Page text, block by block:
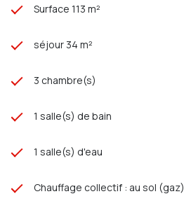
Surface 113 m²
séjour 34 m²
3 chambre(s)
1 salle(s) de bain
1 salle(s) d'eau
Chauffage collectif : au sol (gaz)